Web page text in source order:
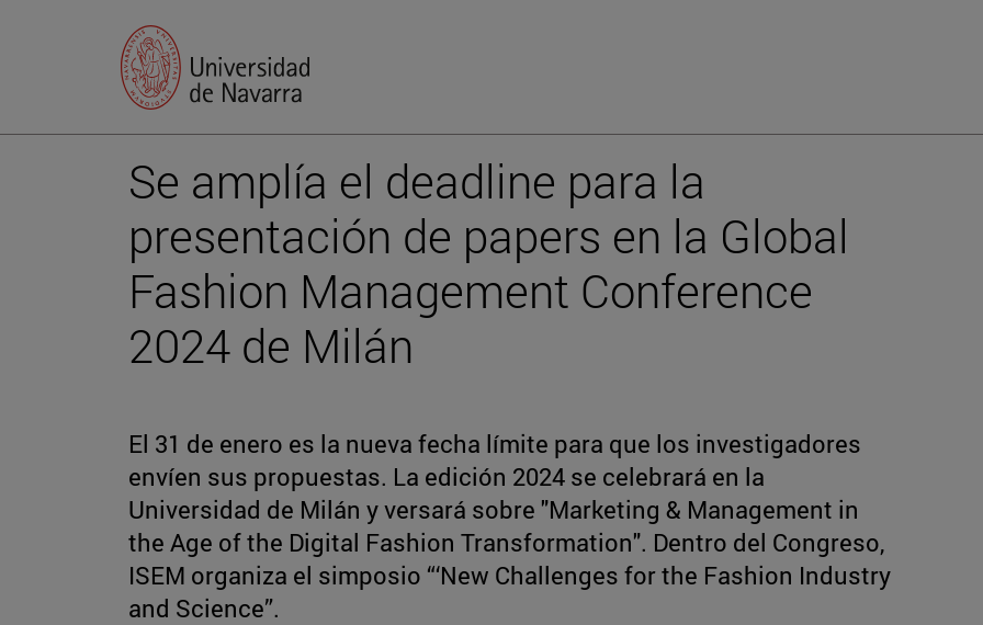
Se amplía el deadline para la
presentación de papers en la Global
Fashion Management Conference
2024 de Milán
El 31 de enero es la nueva fecha límite para que los investigadores
envíen sus propuestas. La edición 2024 se celebrará en la
Universidad de Milán y versará sobre "Marketing & Management in
the Age of the Digital Fashion Transformation". Dentro del Congreso,
ISEM organiza el simposio “‘New Challenges for the Fashion Industry
and Science”.